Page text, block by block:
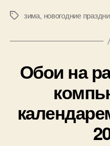
Позначки
зима, новогодние
Обои на